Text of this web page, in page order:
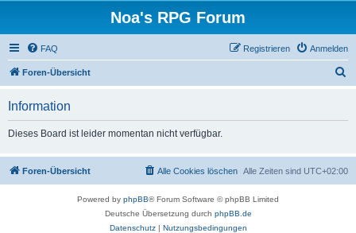
Noa's RPG Forum
FAQ Anmelden
Registrieren
Foren-Übersicht
Information
Dieses Board ist leider momentan nicht verfügbar.
Foren-Übersicht Alle Zeiten sind UTC+02:00
Alle Cookies löschen
Powered by phpBB® Forum Software © phpBB Limited
Deutsche Übersetzung durch phpBB.de
Datenschutz| Nutzungsbedingungen